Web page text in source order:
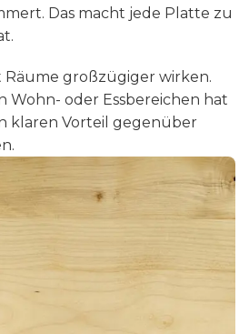
Das macht jede Platte zu
Räume großzügiger wirken.
Wohn- oder Essbereichen hat
klaren Vorteil gegenüber